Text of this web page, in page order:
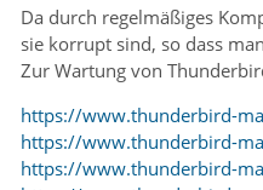
Da durch regelmäßiges
sie korrupt sind, so dass
Zur Wartung von
https://www.thunderbird-
https://www.thunderbird-
https://www.thunderbird-